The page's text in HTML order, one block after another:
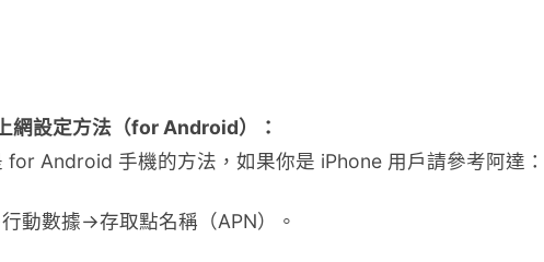
網設定方法（for Android）：
for Android 手機的方法，如果你是 iPhone 用戶請參考阿達：
動數據→存取點名稱（APN）。